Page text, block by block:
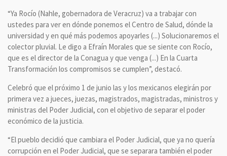
“Ya Rocío (Nahle, gobernadora de Veracruz) va a trabajar con
ustedes para ver en dónde ponemos el Centro de Salud, dónde la
universidad y en qué más podemos apoyarles (...) Solucionaremos el
colector pluvial. Le digo a Efraín Morales que se siente con Rocío,
que es el director de la Conagua y que venga (...) En la Cuarta
Transformación los compromisos se cumplen”, destacó.
Celebró que el próximo 1 de junio las y los mexicanos elegirán por
primera vez a jueces, juezas, magistrados, magistradas, ministros y
ministras del Poder Judicial, con el objetivo de separar el poder
económico de la justicia.
“El pueblo decidió que cambiara el Poder Judicial, que ya no quería
corrupción en el Poder Judicial, que se separara también el poder